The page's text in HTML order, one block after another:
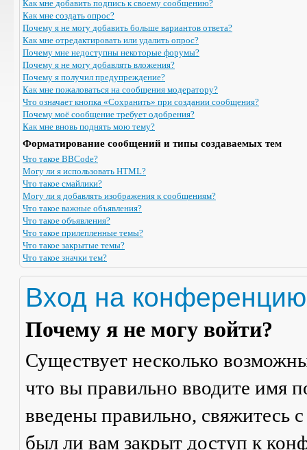
Как мне добавить подпись к своему сообщению?
Как мне создать опрос?
Почему я не могу добавить больше вариантов ответа?
Как мне отредактировать или удалить опрос?
Почему мне недоступны некоторые форумы?
Почему я не могу добавлять вложения?
Почему я получил предупреждение?
Как мне пожаловаться на сообщения модератору?
Что означает кнопка «Сохранить» при создании сообщения?
Почему моё сообщение требует одобрения?
Как мне вновь поднять мою тему?
Форматирование сообщений и типы создаваемых тем
Что такое BBCode?
Могу ли я использовать HTML?
Что такое смайлики?
Могу ли я добавлять изображения к сообщениям?
Что такое важные объявления?
Что такое объявления?
Что такое прилепленные темы?
Что такое закрытые темы?
Что такое значки тем?
Вход на
Почему я не могу войти?
Существует несколько
что вы правильно вводите имя
введены правильно, свяжитесь
был ли вам закрыт доступ к